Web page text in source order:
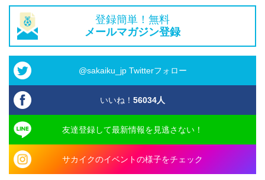
登録簡単！無料
メールマガジン登録
@sakaiku_jp Twitterフォロー
いいね！ 56034人
友達登録して最新情報を見逃さない！
サカイクのイベントの様子をチェック